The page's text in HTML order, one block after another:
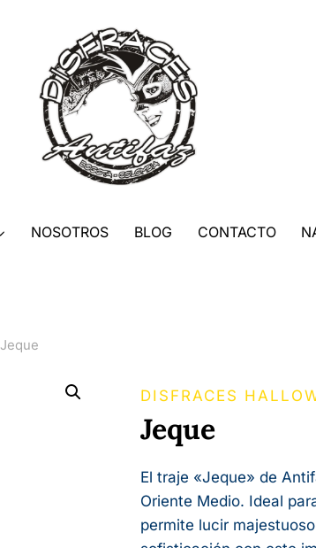
NOSOTROS BLOG CONTACTO
Jeque
DISFRACES
Jeque
El traje «Jeque» de
Oriente Medio. Ideal
permite lucir